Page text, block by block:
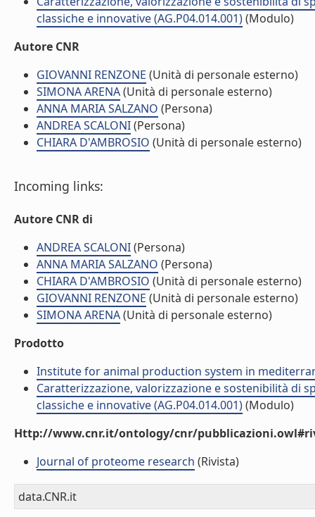
classiche e innovative (AG.P04.014.001)(Modulo)
Autore CNR
GIOVANNI RENZONE (Unità di personale esterno)
SIMONA ARENA(Unità di personale esterno)
ANNA MARIA SALZANO (Persona)
ANDREA SCALONI(Persona)
CHIARA D'AMBROSIO (Unità di personale esterno)
Incoming links:
Autore CNR di
ANDREA SCALONI(Persona)
ANNA MARIA SALZANO (Persona)
CHIARA D'AMBROSIO (Unità di personale esterno)
GIOVANNI RENZONE (Unità di personale esterno)
SIMONA ARENA(Unità di personale esterno)
Prodotto
Institute for animal production system in
Caratterizzazione, valorizzazione e sostenibilità di
classiche e innovative (AG.P04.014.001)(Modulo)
Http://www.cnr.it/ontology/cnr/
Journal of proteome research (Rivista)
data.CNR.it